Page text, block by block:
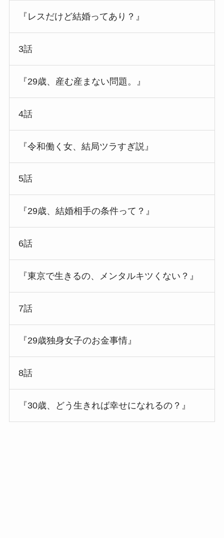
『レスだけど結婚ってあり？』
3話
『29歳、産む産まない問題。』
4話
『令和働く女、結局ツラすぎ説』
5話
『29歳、結婚相手の条件って？』
6話
『東京で生きるの、メンタルキツくない？』
7話
『29歳独身女子のお金事情』
8話
『30歳、どう生きれば幸せになれるの？』